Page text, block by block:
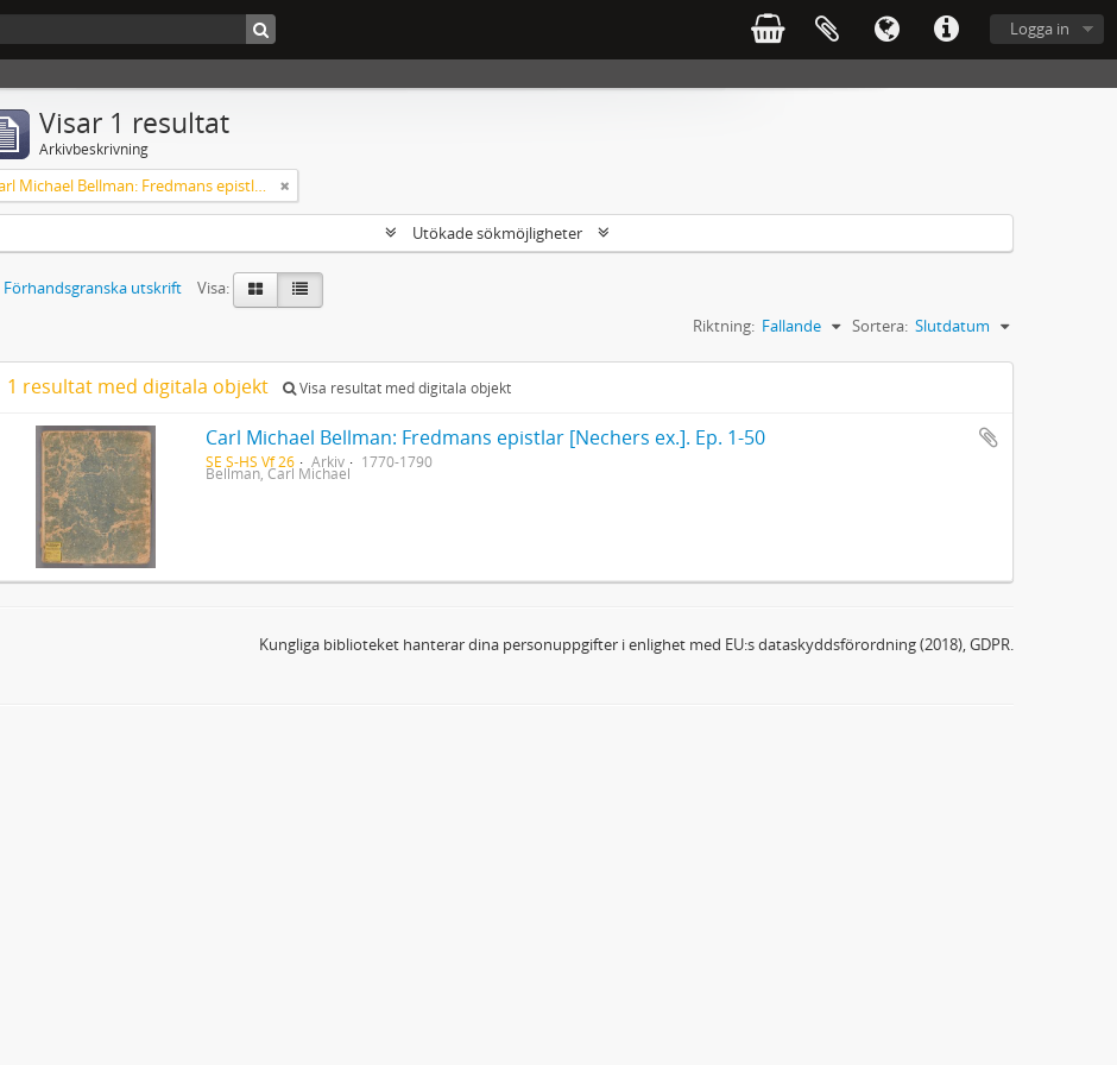
Logga in
Visar 1 resultat
Arkivbeskrivning
Carl Michael Bellman: Fredmans epistlar [Nechers ex.]. Ep. 1-50
Utökade sökmöjligheter
Förhandsgranska utskrift
Visa:
Sortera: Slutdatum
Riktning: Fallande
1 resultat med digitala objekt Visa resultat med digitala objekt
Carl Michael Bellman: Fredmans epistlar [Nechers ex.]. Ep. 1-50
SE S-HS Vf 26 Arkiv 1770-1790
Bellman, Carl Michael
Kungliga biblioteket hanterar dina personuppgifter i enlighet med EU:s dataskyddsförordning (2018), GDPR.